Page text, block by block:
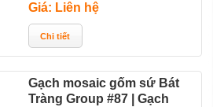
Giá: Liên hệ
Gạch mosaic gốm sứ Bát
Tràng Group #87 | Gạch